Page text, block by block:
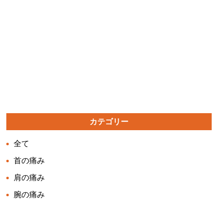
カテゴリー
全て
首の痛み
肩の痛み
腕の痛み